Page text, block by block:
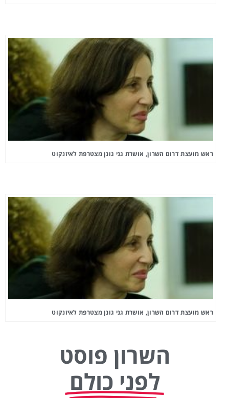
ראש מועצת דרום השרון, אושרת גני גונן מצטרפת לאיזנקוט
ראש מועצת דרום השרון, אושרת גני גונן מצטרפת לאיזנקוט
השרון פוסט
לפני כולם